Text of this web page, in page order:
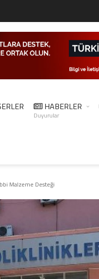
HABERLER
Duyurular
Malzeme Desteği